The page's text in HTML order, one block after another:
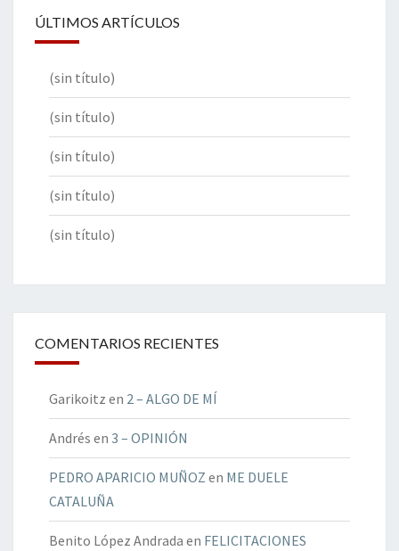
ÚLTIMOS ARTÍCULOS
(sin título)
(sin título)
(sin título)
(sin título)
(sin título)
COMENTARIOS RECIENTES
Garikoitz en 2 – ALGO DE MÍ
Andrés en 3 – OPINIÓN
PEDRO APARICIO MUÑOZ en ME DUELE
CATALUÑA
Benito López Andrada en FELICITACIONES